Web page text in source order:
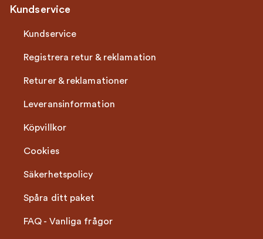
Kundservice
Kundservice
Registrera retur & reklamation
Returer & reklamationer
Leveransinformation
Köpvillkor
Cookies
Säkerhetspolicy
Spåra ditt paket
FAQ - Vanliga frågor